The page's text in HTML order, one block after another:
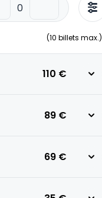
(10 billets max.)
110 €
89 €
69 €